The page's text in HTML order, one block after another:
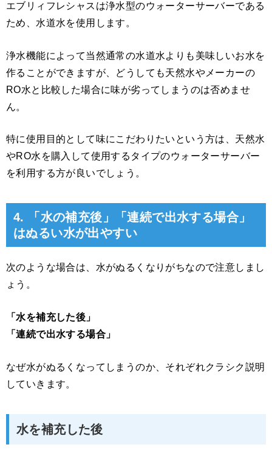
エブリィフレシャスは浄水型のウォーターサーバーである
ため、水道水を使用します。
浄水機能によって当然通常の水道水よりも美味しいお水を
作ることができますが、どうしても天然水やメーカーの
RO水と比較した場合に味が劣ってしまうのは否めませ
ん。
特に使用目的として味にこだわりたいという方は、天然水
やRO水を購入して使用するタイプのウォーターサーバー
を利用する方が良いでしょう。
4. 「水の補充後」「連続で出水する場合」
はぬるい水が出やすい
次のような場合は、水がぬるくなりがちなので注意しまし
ょう。
「水を補充した後」
「連続で出水する場合」
なぜ水がぬるくなってしまうのか、それぞれクラシク説明
していきます。
水を補充した後